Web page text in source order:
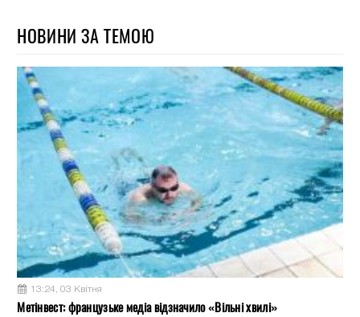
НОВИНИ ЗА ТЕМОЮ
13:24, 03 Квітня
Метінвест: французьке медіа відзначило «Вільні хвилі»